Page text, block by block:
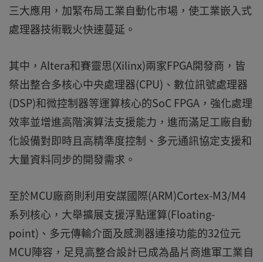
三大應用，加緊布局工業自動化市場，使工業嵌入式
處理器技術戰火快速蔓延。
其中，Altera和賽靈思(Xilinx)兩家FPGA開發商，皆
祭出整合多核心中央處理器(CPU)、數位訊號處理器
(DSP)和微控制器等運算核心的SoC FPGA，強化處理
效率並增進高階演算法支援能力，進而滿足工廠自動
化設備對即時且高精準度控制、多元通訊協定支援和
大量資料同步的開發需求。
至於MCU廠商則利用安謀國際(ARM)Cortex-M3/M4
系列核心，大舉擴展支援浮點運算(Floating-
point)、多元傳輸介面及感測器連接功能的32位元
MCU陣容，足見高整合設計已成為晶片商進軍工業自